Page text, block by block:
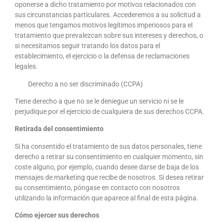
oponerse a dicho tratamiento por motivos relacionados con
sus circunstancias particulares. Accederemos a su solicitud a
menos que tengamos motivos legítimos imperiosos para el
tratamiento que prevalezcan sobre sus intereses y derechos, o
si necesitamos seguir tratando los datos para el
establecimiento, el ejercicio o la defensa de reclamaciones
legales.
Derecho a no ser discriminado (CCPA)
Tiene derecho a que no se le deniegue un servicio ni se le
perjudique por el ejercicio de cualquiera de sus derechos CCPA.
Retirada del consentimiento
Si ha consentido el tratamiento de sus datos personales, tiene
derecho a retirar su consentimiento en cualquier momento, sin
coste alguno, por ejemplo, cuando desee darse de baja de los
mensajes de marketing que recibe de nosotros. Si desea retirar
su consentimiento, póngase en contacto con nosotros
utilizando la información que aparece al final de esta página.
Cómo ejercer sus derechos